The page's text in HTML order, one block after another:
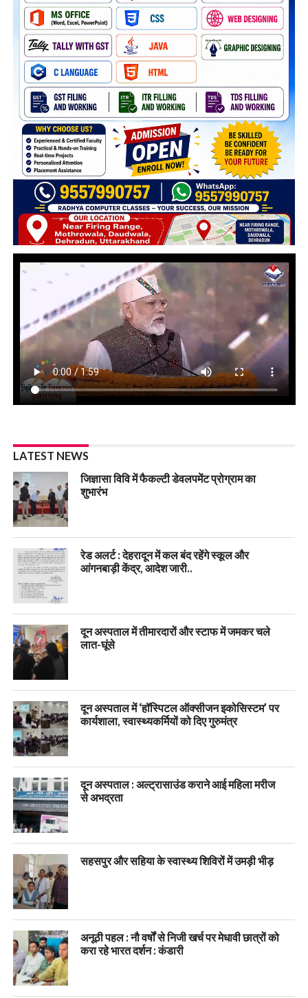
LATEST NEWS
जिज्ञासा विवि में फैकल्टी डेवलपमेंट प्रोग्राम का
शुभारंभ
रेड अलर्ट : देहरादून में कल बंद रहेंगे स्कूल और
आंगनबाड़ी केंद्र, आदेश जारी..
दून अस्पताल में तीमारदारों और स्टाफ में जमकर चले
लात-घूंसे
दून अस्पताल में ‘हॉस्पिटल ऑक्सीजन इकोसिस्टम’ पर
कार्यशाला, स्वास्थ्यकर्मियों को दिए गुरुमंत्र
दून अस्पताल : अल्ट्रासाउंड कराने आई महिला मरीज
से अभद्रता
सहसपुर और सहिया के स्वास्थ्य शिविरों में उमड़ी भीड़
अनूठी पहल : नौ वर्षों से निजी खर्च पर मेधावी छात्रों को
करा रहे भारत दर्शन : कंडारी